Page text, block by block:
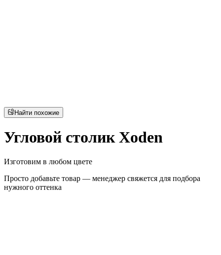
Найти похожие
Угловой столик Xoden
Изготовим в любом цвете
Просто добавьте товар — менеджер свяжется для подбора
нужного оттенка